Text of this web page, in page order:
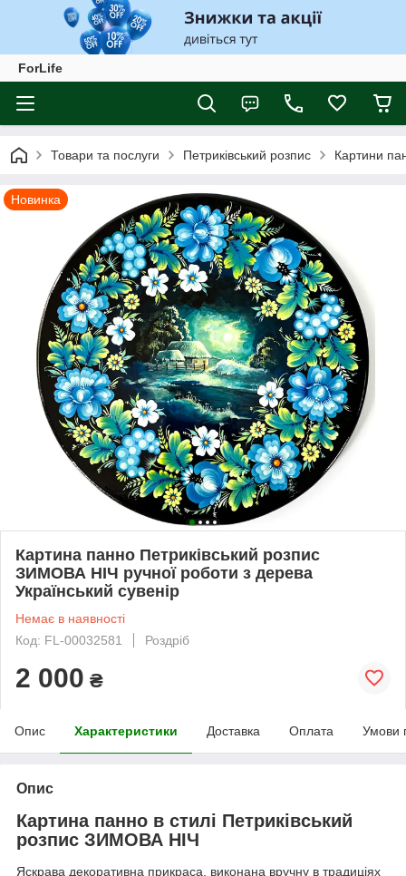
ForLife
Товари та послуги Петриківський розпис Картини
Новинка
Картина панно Петриківський розпис
ЗИМОВА НІЧ ручної роботи з дерева
Український сувенір
Немає в наявності
Код: FL-00032581
Роздріб
2 000 ₴
Опис Характеристики Доставка Оплата Умови
Опис
Картина панно в стилі Петриківський
розпис ЗИМОВА НІЧ
Яскрава декоративна прикраса, виконана вручну в традиціях